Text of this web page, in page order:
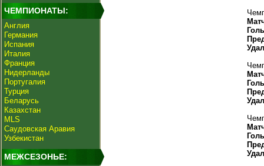
ЧЕМПИОНАТЫ:
Англия
Германия
Испания
Италия
Франция
Нидерланды
Португалия
Турция
Беларусь
Казахстан
MLS
Саудовская Аравия
Узбекистан
МЕЖСЕЗОНЬЕ: